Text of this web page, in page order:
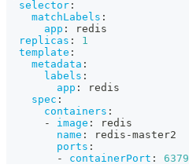
selector :
matchLabels :
app :
redis
replicas :
1
template :
metadata :
labels :
app :
redis
spec :
containers :
-
image :
redis
name : redis -master2
ports :
-
containerPort : 6379